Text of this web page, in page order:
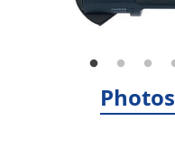
Photos